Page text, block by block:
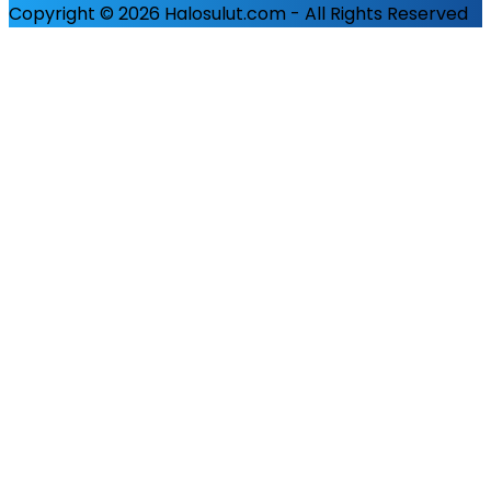
Copyright © 2026 Halosulut.com - All Rights Reserved